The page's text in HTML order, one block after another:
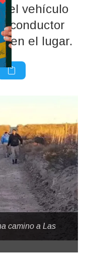
el vehículo
conductor
en el lugar.
camino a Las